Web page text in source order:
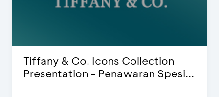
Blink Beauty Clinic - Diskon 25% &
Special Bonus